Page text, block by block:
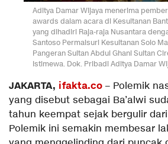
Aditya Damar Wijaya menerima
awards dalam acara di Kesultanan
yang dihadiri Raja-raja Nusantara
Santoso Permaisuri Kesultanan Solo
Pangeran Sultan Abdul Ghani Sultan
Istimewa. Dok. Pribadi Aditya Damar
JAKARTA, ifakta.co – Polemik
yang disebut sebagai Ba’alwi
tahun keempat sejak bergulir
Polemik ini semakin membesar